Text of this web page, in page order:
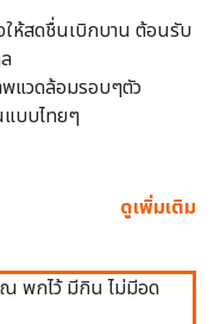
ให้สดชื่นเบิกบาน ต้อนรับ
แวดล้อมรอบๆตัว
บบไทยๆ
ดูเพิ่มเติม